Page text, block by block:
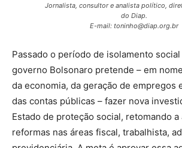
Jornalista, consultor e analista político,
do Diap.
E-mail: toninho@diap.org.br
Passado o período de isolamento
governo Bolsonaro pretende – em
da economia, da geração de empregos
das contas públicas – fazer nova
Estado de proteção social, retomando a
reformas nas áreas fiscal, trabalhista,